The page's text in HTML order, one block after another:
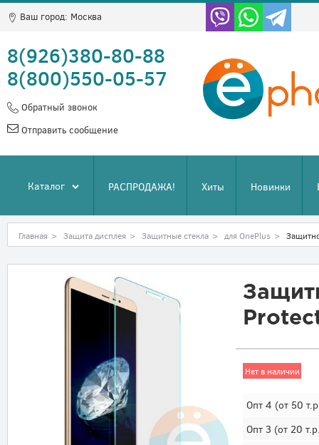
Ваш город: Москва
8(926)380-80-88
8(800)550-05-57
Обратный звонок
Отправить сообщение
Каталог РАСПРОДАЖА! Хиты Новинки
Главная > Защита дисплея > Защитные стекла > для OnePlus >
Нет в наличии
Опт 4 (от 50
Опт 3 (от 20